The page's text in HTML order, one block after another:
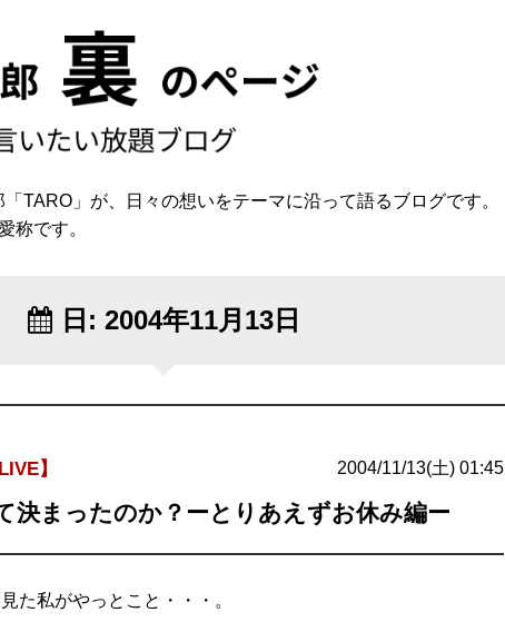
TARO」が、日々の想いをテーマに沿って語るブログです。
称です。
日: 2004年11月13日
】 2004/11/13(土) 01:45
決まったのか？ーとりあえずお休み編ー
た私がやっとこと・・・。